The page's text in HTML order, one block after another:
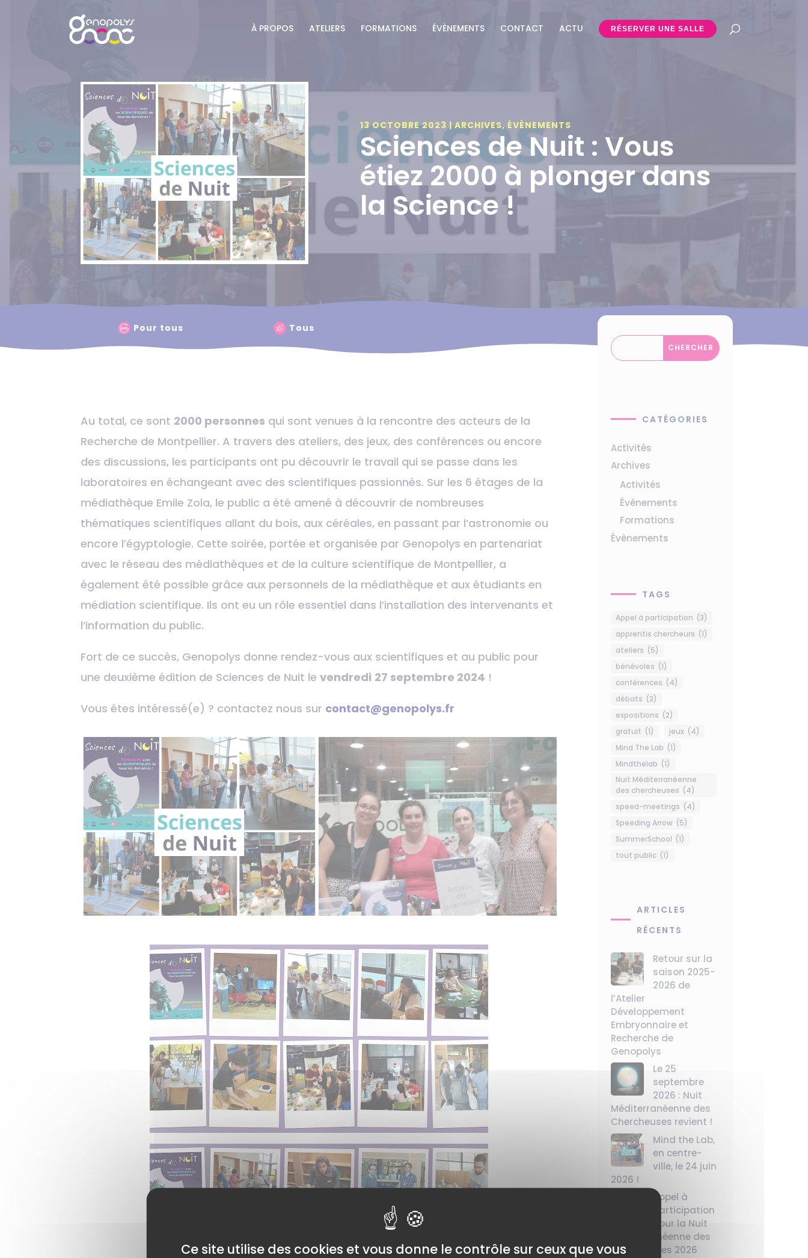
À PROPOS ATELIERS FORMATIONS ÉVÈNEMENTS CONTACT ACTU RÉSERVER UNE SALLE
13 OCTOBRE 2023 |ARCHIVES, ÉVÈNEMENTS
Sciences de Nuit : Vous
étiez 2000 à plonger dans
la Science !
Pour tous Tous
Au total, ce sont 2000 personnes qui sont venues à la rencontre des acteurs de la
Recherche de Montpellier. A travers des ateliers, des jeux, des conférences ou encore
des discussions, les participants ont pu découvrir le travail qui se passe dans les
laboratoires en échangeant avec des scientifiques passionnés. Sur les 6 étages de la
médiathèque Emile Zola, le public a été amené à découvrir de nombreuses
thématiques scientifiques allant du bois, aux céréales, en passant par l’astronomie ou
encore l’égyptologie. Cette soirée, portée et organisée par Genopolys en partenariat
avec le réseau des médiathèques et de la culture scientifique de Montpellier, a
également été possible grâce aux personnels de la médiathèque et aux étudiants en
médiation scientifique. Ils ont eu un rôle essentiel dans l’installation des intervenants et
l’information du public.
Fort de ce succès, Genopolys donne rendez-vous aux scientifiques et au public pour
une deuxième édition de Sciences de Nuit levendredi 27 septembre 2024 !
Vous êtes intéressé(e) ? contactez nous sur contact@genopolys.fr
CATÉGORIES
Activités
Archives
Activités
Évènements
Formations
Évènements
TAGS
Appel à participation (3)
apprentis chercheurs (1)
ateliers (5)
bénévoles (1)
conférences (4)
débats (3)
expositions (2)
gratuit (1) jeux (4)
Mind The Lab (1)
Mindthelab (1)
Nuit Méditerranéenne
des chercheuses (4)
speed-meetings (4)
Speeding Arrow (5)
SummerSchool (1)
tout public (1)
ARTICLES
RÉCENTS
Retour sur la
saison 2025-
2026 de
l’Atelier
Développement
Embryonnaire et
Recherche de
Genopolys
Le 25
septembre
2026 : Nuit
Méditerranéenne des
Chercheuses revient !
Mind the Lab,
en centre-
ville, le 24 juin
2026 !
Appel à
participation
pour la Nuit
Méditerranéenne des
Chercheuses 2026
Ce site utilise des cookies et vous donne le contrôle sur ceux que vous